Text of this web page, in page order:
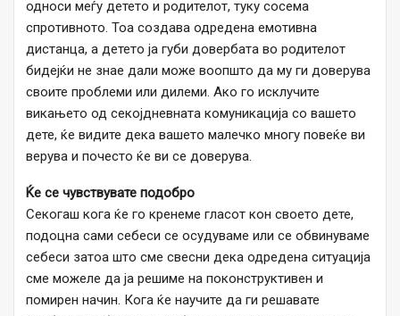
односи меѓу детето и родителот, туку сосема
спротивното. Тоа создава одредена емотивна
дистанца, а детето ја губи довербата во родителот
бидејќи не знае дали може воопшто да му ги доверува
своите проблеми или дилеми. Ако го исклучите
викањето од секојдневната комуникација со вашето
дете, ќе видите дека вашето малечко многу повеќе ви
верува и почесто ќе ви се доверува.
Ќе се чувствувате подобро
Секогаш кога ќе го кренеме гласот кон своето дете,
подоцна сами себеси се осудуваме или се обвинуваме
себеси затоа што сме свесни дека одредена ситуација
сме можеле да ја решиме на поконструктивен и
помирен начин. Кога ќе научите да ги решавате